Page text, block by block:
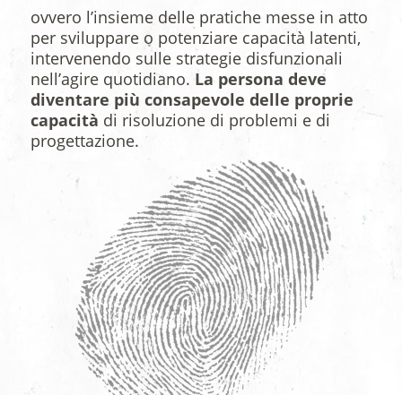
ovvero l’insieme delle pratiche messe in atto
per sviluppare o potenziare capacità latenti,
intervenendo sulle strategie disfunzionali
nell’agire quotidiano. La persona deve
diventare più consapevole delle proprie
capacità di risoluzione di problemi e di
progettazione.